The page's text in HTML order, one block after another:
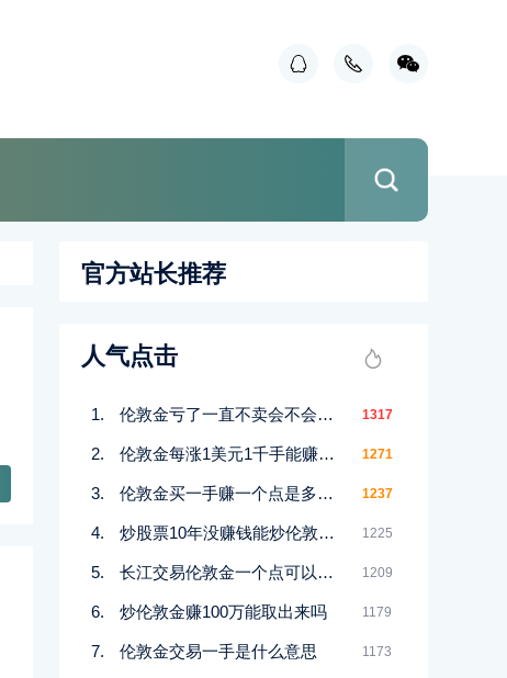
官方站长推荐
人气点击
伦敦金亏了一直不卖会不会赚回来 1317
伦敦金每涨1美元1千手能赚多少 1271
伦敦金买一手赚一个点是多少钱 1237
炒股票10年没赚钱能炒伦敦金吗 1225
长江交易伦敦金一个点可以赚多少 1209
炒伦敦金赚100万能取出来吗 1179
伦敦金交易一手是什么意思 1173